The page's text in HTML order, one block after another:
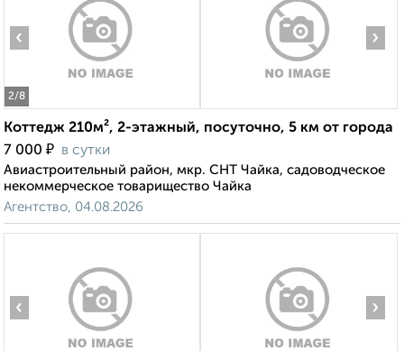
2/8
‹ ›
Коттедж 210м², 2-этажный, посуточно, 5 км от города
7 000 ₽ в сутки
Авиастроительный район, мкр. СНТ Чайка, садоводческое
некоммерческое товарищество Чайка
Агентство, 04.08.2026
‹ ›